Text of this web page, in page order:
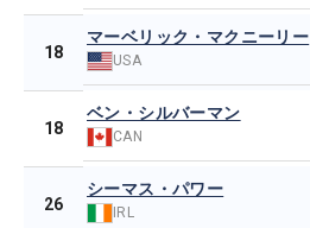
18
マーベリック・マクニーリー
USA
18
ベン・シルバーマン
CAN
26
シーマス・パワー
IRL